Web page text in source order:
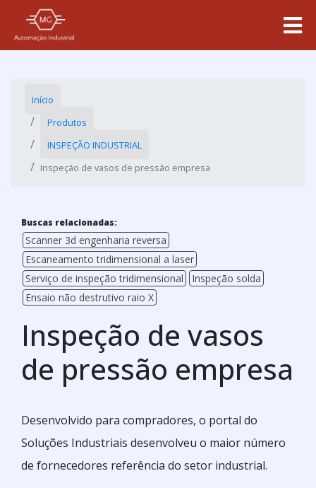
Início
Produtos
INSPEÇÃO INDUSTRIAL
Inspeção de vasos de pressão empresa
Buscas relacionadas:
Scanner 3d engenharia reversa
Escaneamento tridimensional a laser
Serviço de inspeção tridimensional
Inspeção solda
Ensaio não destrutivo raio X
Inspeção de vasos
de pressão empresa
Desenvolvido para compradores, o portal do
Soluções Industriais desenvolveu o maior número
de fornecedores referência do setor industrial.